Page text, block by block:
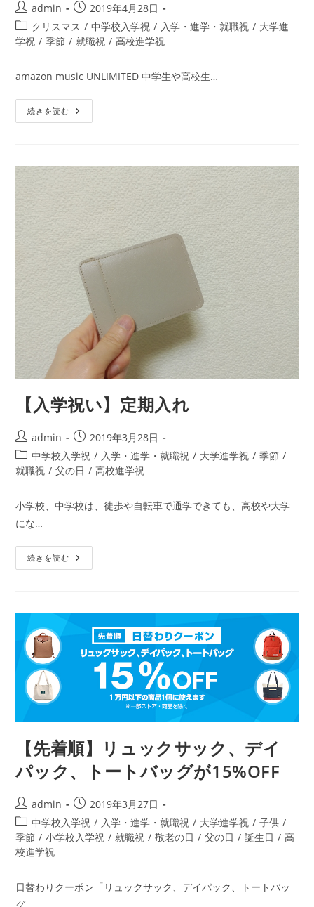
投
稿
者:
admin
投
稿
公
2019年4月28日
投
稿
リ
ー:
クリスマス / 中学校入学祝 / 入学・進学・就職祝 / 大学進
学祝 / 季節 / 就職祝 / 高校進学祝
amazon music UNLIMITED 中学生や高校生…
続きを読む Amazon
Music
【入学祝い】定期入れ
投
稿
者:
admin
投
稿
公
2019年3月28日
投
稿
テ
ゴ
リ
ー:
中学校入学祝 / 入学・進学・就職祝 / 大学進学祝 / 季節 /
就職祝 / 父の日 / 高校進学祝
小学校、中学校は、徒歩や自転車で通学できても、高校や大学
にな…
続きを読む 【入
学
入
【先着順】リュックサック、デイ
パック、トートバッグが15%OFF
投
稿
者:
admin
投
稿
公
2019年3月27日
投
稿
カ
ゴ
リ
中学校入学祝 / 入学・進学・就職祝 / 大学進学祝 / 子供 /
季節 / 小学校入学祝 / 就職祝 / 敬老の日 / 父の日 / 誕生日 / 高
校進学祝
日替わりクーポン「リュックサック、デイパック、トートバッ